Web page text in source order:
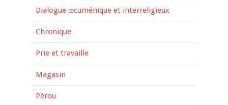
Dialogue œcuménique et interreligieux
Chronique
Prie et travaille
Magasin
Pérou